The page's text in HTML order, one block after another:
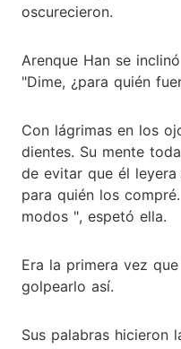
oscurecieron.
Arenque Han se
"Dime, ¿para quién
Con lágrimas en los
dientes. Su mente
de evitar que él
para quién los
modos ", espetó ella.
Era la primera vez
golpearlo así.
Sus palabras hicieron